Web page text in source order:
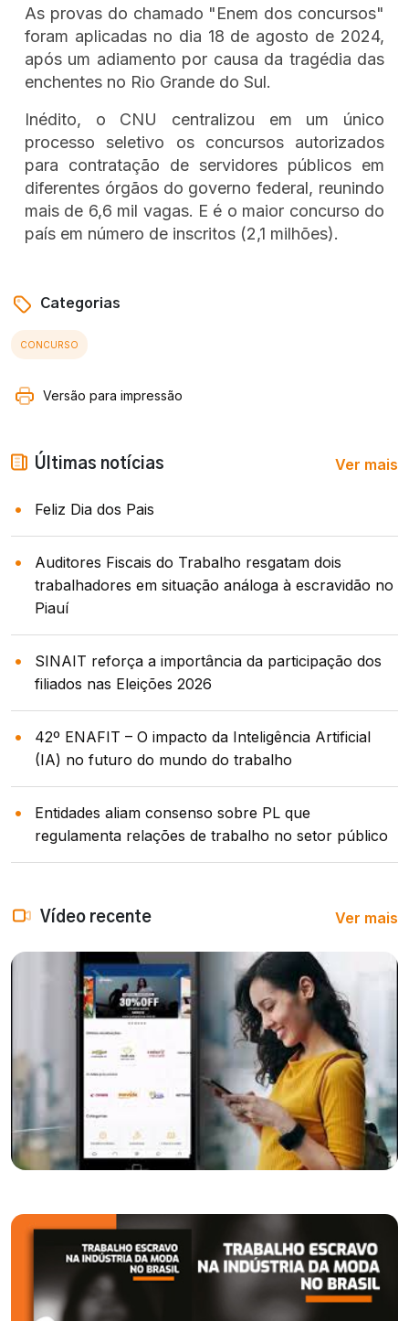
As provas do chamado "Enem dos concursos"
foram aplicadas no dia 18 de agosto de 2024,
após um adiamento por causa da tragédia das
enchentes no Rio Grande do Sul.
Inédito, o CNU centralizou em um único
processo seletivo os concursos autorizados
para contratação de servidores públicos em
diferentes órgãos do governo federal, reunindo
mais de 6,6 mil vagas. E é o maior concurso do
país em número de inscritos (2,1 milhões).
Categorias
CONCURSO
Versão para impressão
Últimas notícias Ver mais
Feliz Dia dos Pais
Auditores Fiscais do Trabalho resgatam dois
trabalhadores em situação análoga à escravidão no
Piauí
SINAIT reforça a importância da participação dos
filiados nas Eleições 2026
42º ENAFIT – O impacto da Inteligência Artificial
(IA) no futuro do mundo do trabalho
Entidades aliam consenso sobre PL que
regulamenta relações de trabalho no setor público
Vídeo recente Ver mais